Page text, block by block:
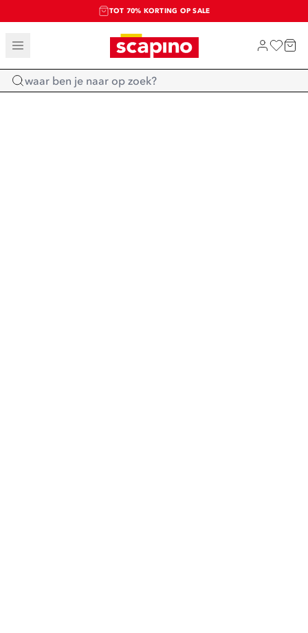
TOT 70% KORTING OP SALE
SALE: LAATSTE KANS!
SHOP NIEUW
Home